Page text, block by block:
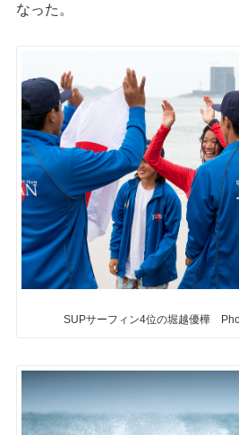
なった。
SUPサーフィン4位の堀越優樺